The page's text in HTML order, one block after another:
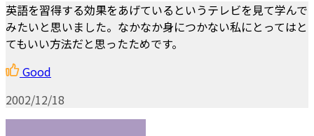
英語を習得する効果をあげているというテレビを見て学んで
みたいと思いました。なかなか身につかない私にとってはと
てもいい方法だと思ったためです。
Good
2002/12/18